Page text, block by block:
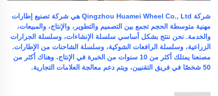
شركة Qingzhou Huamei Wheel Co., Ltd هي شركة تصنيع إطارات
مهنية متوسطة الحجم تجمع بين التصميم والتطوير، والإنتاج، والمبيعات،
والخدمة. نحن ننتج بشكل أساسي سلسلة الإنشاءات، وسلسلة الجرارات
الزراعية، وسلسلة الرافعات الشوكية، وسلسلة الشاحنات من الإطارات.
مصنعنا يمتلك أكثر من 10 سنوات من الخبرة في الإنتاج، وهناك أكثر من
50 شخصًا في فريق التقنيين، ويتم دعم معالجة العلامات التجارية.